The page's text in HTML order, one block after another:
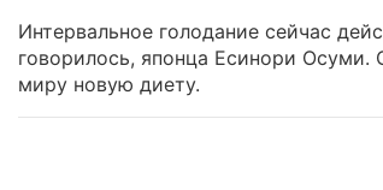
Интервальное голодание сейчас
говорилось, японца Есинори Осуми.
миру новую диету.